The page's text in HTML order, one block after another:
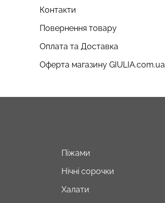
Контакти
Повернення товару
Оплата та Доставка
Оферта магазину GIULIA.com.ua
Піжами
Нічні сорочки
Халати